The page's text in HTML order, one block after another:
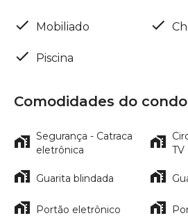
Mobiliado
Piscina
Comodidades do
Segurança - Catraca
eletrônica
TV
Guarita blindada
Portão eletrônico